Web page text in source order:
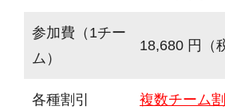
参加費（1チー
ム）
18,680 円（
各種割引 複数チーム